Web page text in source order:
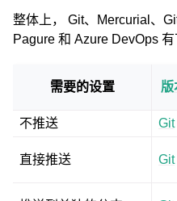
整体上， Git、Mercurial、
Pagure 和 Azure DevOps 有
需要的设置 版
不推送
Git
直接推送 Git